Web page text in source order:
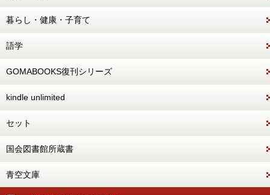
暮らし・健康・子育て
語学
GOMABOOKS復刊シリーズ
kindle unlimited
セット
国会図書館所蔵書
青空文庫